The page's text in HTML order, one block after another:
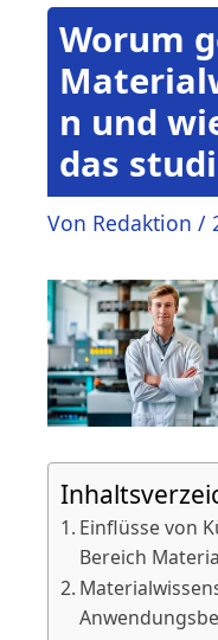
Worum
n und
das
Von Redaktion /
Einflüsse von
Bereich